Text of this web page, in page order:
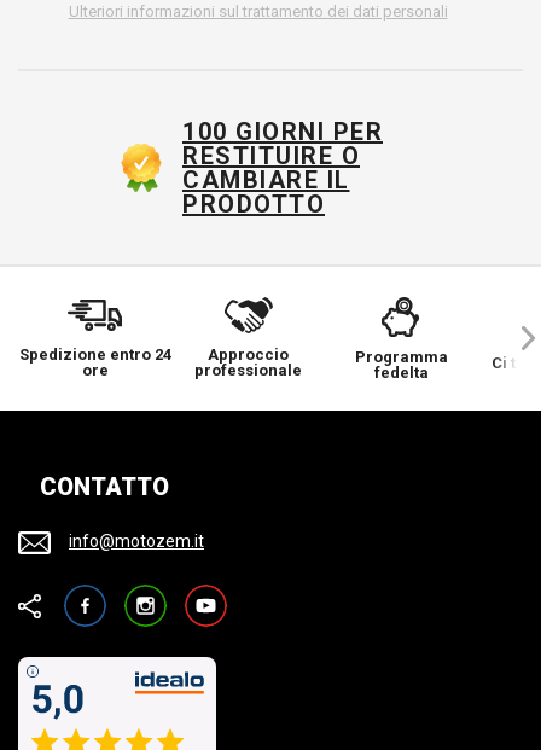
Ulteriori informazioni sul trattamento dei dati personali
100 GIORNI PER
RESTITUIRE O
CAMBIARE IL
PRODOTTO
Spedizione entro 24
ore
Approccio
professionale
Programma
fedelta
Ci
CONTATTO
info@motozem.it
FacebookInstagramYouTube